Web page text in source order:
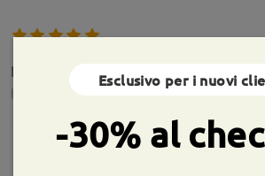
Bellissimi e super cute. ADORO!
by StefaniaonDec 31 , 2025
Esclusivo per i nuovi
-30% al